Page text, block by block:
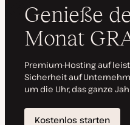
u
a
i
s
e
r
t